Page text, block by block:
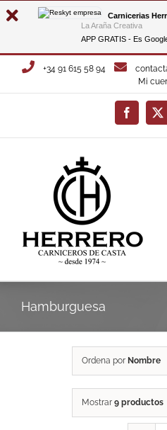
Carnicerias
La Araña Creativa
APP GRATIS - Es
Saltar
+34 91 615 58 94
Mi
Facebook
X
Hamburguesa
Ordena por Nombre
Mostrar 9 productos